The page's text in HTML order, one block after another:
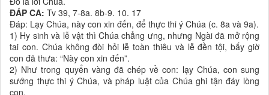
ĐÁP CA: Tv 39, 7-8a. 8b-9. 10. 17
Ðáp: Lạy Chúa, này con xin đến, để thực thi ý Chúa (c. 8a và 9a).
1) Hy sinh và lễ vật thì Chúa chẳng ưng, nhưng Ngài đã mở rộng
tai con. Chúa không đòi hỏi lễ toàn thiêu và lễ đền tội, bấy giờ
con đã thưa: “Này con xin đến”.
2) Như trong quyển vàng đã chép về con: lạy Chúa, con sung
sướng thực thi ý Chúa, và pháp luật của Chúa ghi tận đáy lòng
con.